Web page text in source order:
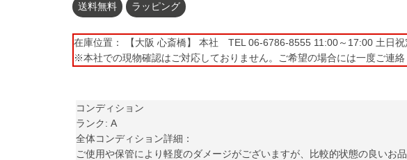
送料無料 ラッピング
在庫位置： 【大阪 心斎橋】 本社 TEL 06-6786-8555 11:00～17:00 土日祝
※本社での現物確認はご対応しておりません。ご希望の場合には一度ご連絡
コンディション
ランク: A
全体コンディション詳細：
ご使用や保管により軽度のダメージがございますが、比較的状態の良いお